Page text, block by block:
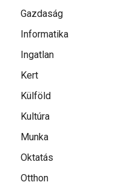
Gazdaság
Informatika
Ingatlan
Kert
Külföld
Kultúra
Munka
Oktatás
Otthon